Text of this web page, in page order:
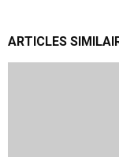
ARTICLES